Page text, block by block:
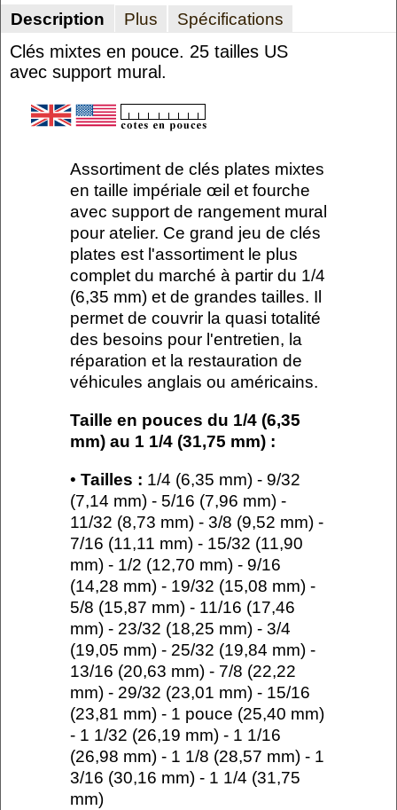
Description Plus Spécifications
Clés mixtes en pouce. 25 tailles US
avec support mural.
Assortiment de clés plates mixtes
en taille impériale œil et fourche
avec support de rangement mural
pour atelier. Ce grand jeu de clés
plates est l'assortiment le plus
complet du marché à partir du 1/4
(6,35 mm) et de grandes tailles. Il
permet de couvrir la quasi totalité
des besoins pour l'entretien, la
réparation et la restauration de
véhicules anglais ou américains.
Taille en pouces du 1/4 (6,35
mm) au 1 1/4 (31,75 mm) :
• Tailles : 1/4 (6,35 mm) - 9/32
(7,14 mm) - 5/16 (7,96 mm) -
11/32 (8,73 mm) - 3/8 (9,52 mm) -
7/16 (11,11 mm) - 15/32 (11,90
mm) - 1/2 (12,70 mm) - 9/16
(14,28 mm) - 19/32 (15,08 mm) -
5/8 (15,87 mm) - 11/16 (17,46
mm) - 23/32 (18,25 mm) - 3/4
(19,05 mm) - 25/32 (19,84 mm) -
13/16 (20,63 mm) - 7/8 (22,22
mm) - 29/32 (23,01 mm) - 15/16
(23,81 mm) - 1 pouce (25,40 mm)
- 1 1/32 (26,19 mm) - 1 1/16
(26,98 mm) - 1 1/8 (28,57 mm) - 1
3/16 (30,16 mm) - 1 1/4 (31,75
mm)